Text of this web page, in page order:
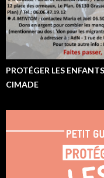
PROTÉGER LES
CIMADE